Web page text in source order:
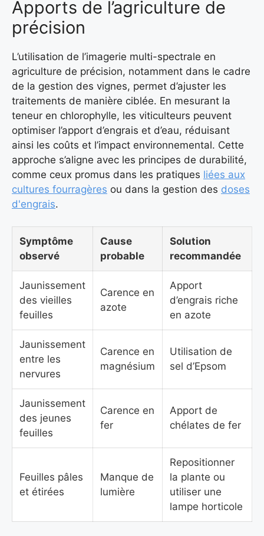
Apports de l’agriculture de
précision
L’utilisation de l’imagerie multi-spectrale en
agriculture de précision, notamment dans le cadre
de la gestion des vignes, permet d’ajuster les
traitements de manière ciblée. En mesurant la
teneur en chlorophylle, les viticulteurs peuvent
optimiser l’apport d’engrais et d’eau, réduisant
ainsi les coûts et l’impact environnemental. Cette
approche s’aligne avec les principes de durabilité,
comme ceux promus dans les pratiques liées aux
cultures fourragères ou dans la gestion des doses
d'engrais.
Symptôme
observé
Cause
probable
Solution
recommandée
Jaunissement
des vieilles
feuilles
Carence en
azote
Apport
d’engrais riche
en azote
Jaunissement
entre les
nervures
Carence en
magnésium
Utilisation de
sel d’Epsom
Jaunissement
des jeunes
feuilles
Carence en
fer
Apport de
chélates de fer
Feuilles pâles
et étirées
Manque de
lumière
Repositionner
la plante ou
utiliser une
lampe horticole